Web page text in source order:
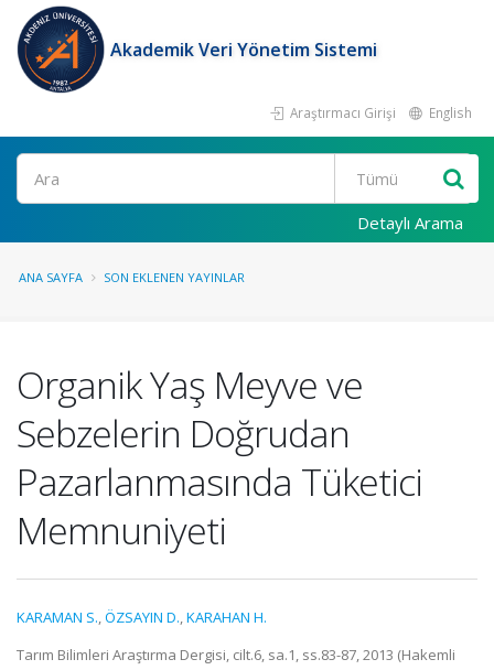
Akademik Veri Yönetim Sistemi
Araştırmacı Girişi English
Ara
Detaylı Arama
ANA SAYFA SON EKLENEN YAYINLAR
Organik Yaş Meyve ve
Sebzelerin Doğrudan
Pazarlanmasında Tüketici
Memnuniyeti
KARAMAN S.,ÖZSAYIN D.,KARAHAN H.
Tarım Bilimleri Araştırma Dergisi, cilt.6, sa.1, ss.83-87, 2013 (Hakemli